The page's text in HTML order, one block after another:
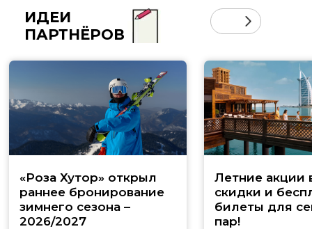
ИДЕИ
ПАРТНЁРОВ
«Роза Хутор» открыл
раннее бронирование
зимнего сезона –
2026/2027
Летние акции
скидки и
билеты для
пар!